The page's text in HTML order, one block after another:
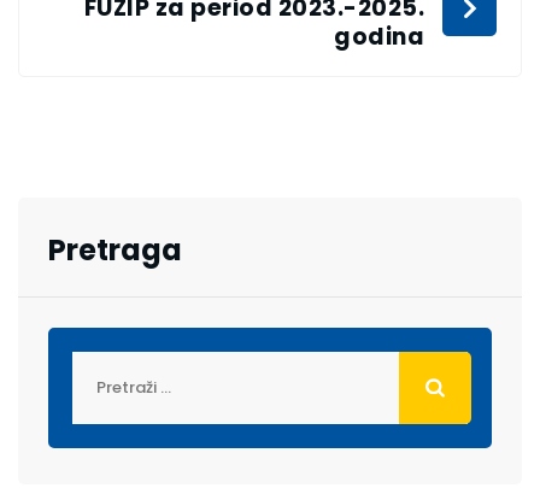
FUZIP za period 2023.-2025.
godina
Pretraga